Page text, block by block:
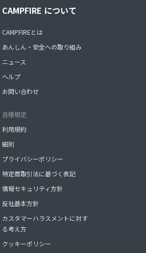
CAMPFIRE について
CAMPFIREとは
あんしん・安全への取り組み
ニュース
ヘルプ
お問い合わせ
各種規定
利用規約
細則
プライバシーポリシー
特定商取引法に基づく表記
情報セキュリティ方針
反社基本方針
カスタマーハラスメントに対す
る考え方
クッキーポリシー